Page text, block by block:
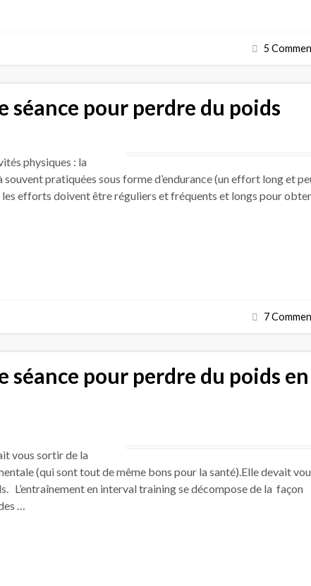
5
pour perdre du poids
physiques : la
pratiquées sous forme d’endurance (un effort long et
efforts doivent être réguliers et fréquents et longs pour
7
pour perdre du poids en
vous sortir de la
(qui sont tout de même bons pour la santé).Elle devait
L’entraînement en interval training se décompose de la façon
…